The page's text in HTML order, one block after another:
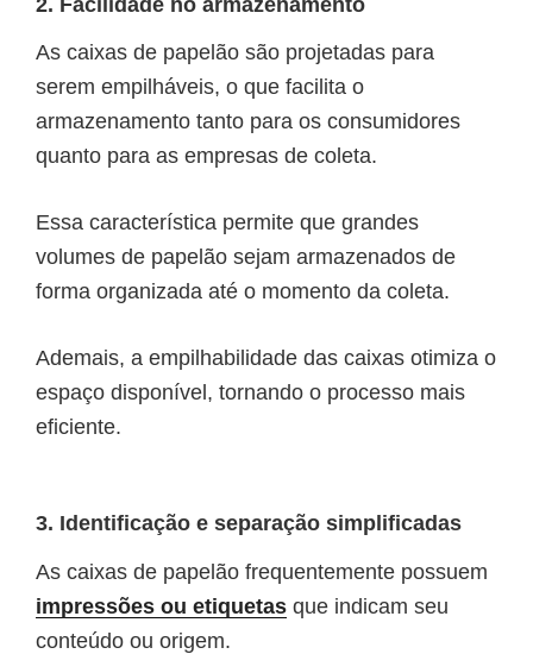
As caixas de papelão são projetadas para
serem empilháveis, o que facilita o
armazenamento tanto para os consumidores
quanto para as empresas de coleta.
Essa característica permite que grandes
volumes de papelão sejam armazenados de
forma organizada até o momento da coleta.
Ademais, a empilhabilidade das caixas otimiza o
espaço disponível, tornando o processo mais
eficiente.
3. Identificação e separação simplificadas
As caixas de papelão frequentemente possuem
impressões ou etiquetas que indicam seu
conteúdo ou origem.